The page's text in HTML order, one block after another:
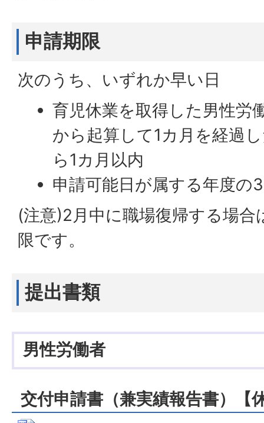
申請期限
次のうち、いずれか早い日
育児休業を取得した男性労
から起算して1カ月を経過
ら1カ月以内
申請可能日が属する年度の
(注意)2月中に職場復帰する場
限です。
提出書類
男性労働者
交付申請書（兼実績報告書）【